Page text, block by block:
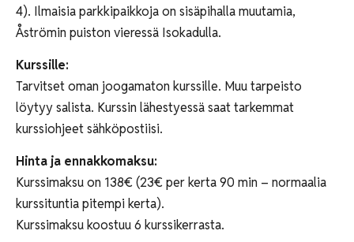
4). Ilmaisia parkkipaikkoja on sisäpihalla muutamia,
Åströmin puiston vieressä Isokadulla.
Kurssille:
Tarvitset oman joogamaton kurssille. Muu tarpeisto
löytyy salista. Kurssin lähestyessä saat tarkemmat
kurssiohjeet sähköpostiisi.
Hinta ja ennakkomaksu:
Kurssimaksu on 138€ (23€ per kerta 90 min – normaalia
kurssituntia pitempi kerta).
Kurssimaksu koostuu 6 kurssikerrasta.